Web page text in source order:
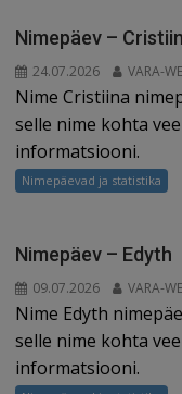
k
Nimepäev –
24.07.2026 VARA-
Nime Cristiina
selle nime kohta
informatsiooni.
Nimepäevad ja statistika
Nimepäev – Edyth
09.07.2026 VARA-
Nime Edyth
selle nime kohta
informatsiooni.